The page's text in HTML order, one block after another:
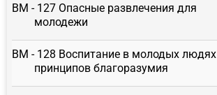
ВМ - 127 Опасные развлечения для
молодежи
ВМ - 128 Воспитание в молодых людях
принципов благоразумия